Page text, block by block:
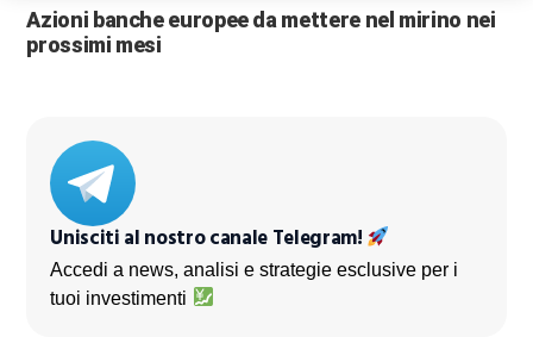
Azioni banche europee da mettere nel mirino nei
prossimi mesi
Unisciti al nostro canale Telegram!
Accedi a news, analisi e strategie esclusive per i
tuoi investimenti